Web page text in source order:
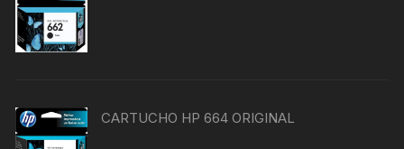
CARTUCHO HP 664 ORIGINAL